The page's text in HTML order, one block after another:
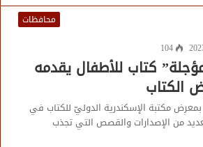
محافظات
104
كتاب للأطفال يقدمه
الكتاب
مكتبة الإسكندرية الدوليّ للكتاب في
من الإصدارات والقصص التي تجذب